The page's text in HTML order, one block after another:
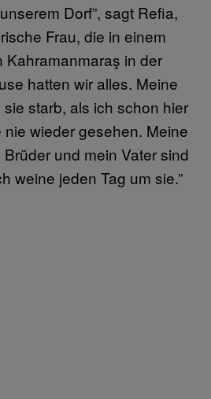
Dorf”, sagt Refia,
Frau, die in einem
Kahramanmaraş in der
hatten wir alles. Meine
starb, als ich schon hier
wieder gesehen. Meine
und mein Vater sind
weine jeden Tag um sie.”